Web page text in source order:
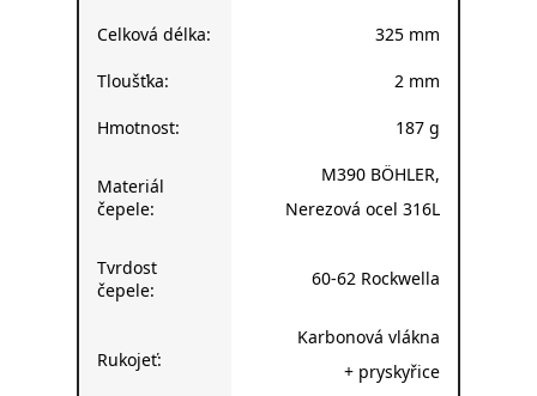
Celková délka: 325 mm
Tloušťka: 2 mm
Hmotnost: 187 g
Materiál
čepele:
M390 BÖHLER,
Nerezová ocel 316L
Tvrdost
čepele:
60-62 Rockwella
Rukojeť:
Karbonová vlákna
+ pryskyřice